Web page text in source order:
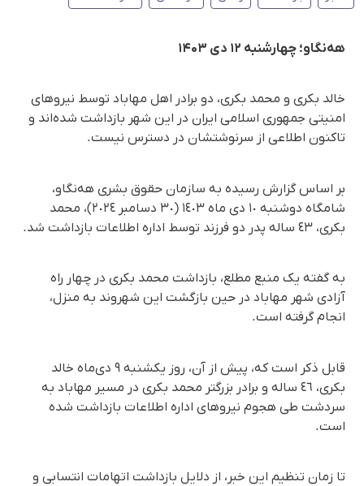
هه‌نگاو؛ چهارشنبه ۱۲ دی ۱۴۰۳
خالد بکری و محمد بکری، دو برادر اهل مهاباد توسط نیروهای
امنیتی جمهوری اسلامی ایران در این شهر بازداشت شده‌اند و
تاکنون اطلاعی از سرنوشتشان در دسترس نیست.
بر اساس گزارش رسیدە بە سازمان حقوق بشری هەنگاو،
شامگاه دوشنبە ١٠ دی ماه ١٤٠٣ (٣٠ دسامبر ٢٠٢٤)، محمد
بکری، ٤٣ ساله پدر دو فرزند توسط اداره اطلاعات بازداشت شد.
به گفته یک منبع مطلع، بازداشت محمد بکری در چهار راە
آزادی شهر مهاباد در حین بازگشت این شهروند بە منزل،
انجام گرفته است.
قابل ذکر است که، پیش از آن، روز یکشنبه ٩ دی‌ماه خالد
بکری، ٤٦ ساله و برادر بزرگتر محمد بکری در مسیر مهاباد به
سردشت طی هجوم نیروهای اداره اطلاعات بازداشت شده
است.
تا زمان تنظیم این خبر، از دلایل بازداشت اتهامات انتسابی و